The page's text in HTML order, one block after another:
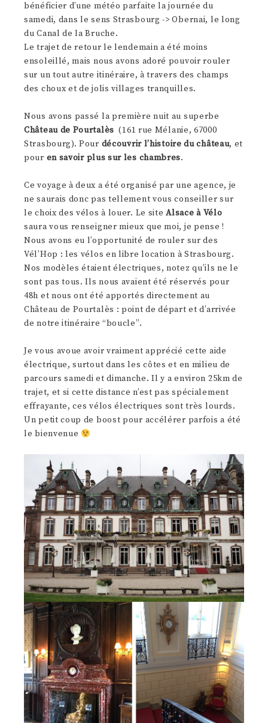
bénéficier d’une météo parfaite la journée du
samedi, dans le sens Strasbourg -> Obernai, le long
du Canal de la Bruche.
Le trajet de retour le lendemain a été moins
ensoleillé, mais nous avons adoré pouvoir rouler
sur un tout autre itinéraire, à travers des champs
des choux et de jolis villages tranquilles.
Nous avons passé la première nuit au superbe
Château de Pourtalès (161 rue Mélanie, 67000
Strasbourg). Pour découvrir l’histoire du château, et
pour en savoir plus sur les chambres.
Ce voyage à deux a été organisé par une agence, je
ne saurais donc pas tellement vous conseiller sur
le choix des vélos à louer. Le siteAlsace à Vélo
saura vous renseigner mieux que moi, je pense !
Nous avons eu l’opportunité de rouler sur des
Vél’Hop : les vélos en libre location à Strasbourg.
Nos modèles étaient électriques, notez qu’ils ne le
sont pas tous. Ils nous avaient été réservés pour
48h et nous ont été apportés directement au
Château de Pourtalès : point de départ et d’arrivée
de notre itinéraire “boucle”.
Je vous avoue avoir vraiment apprécié cette aide
électrique, surtout dans les côtes et en milieu de
parcours samedi et dimanche. Il y a environ 25km de
trajet, et si cette distance n’est pas spécialement
effrayante, ces vélos électriques sont très lourds.
Un petit coup de boost pour accélérer parfois a été
le bienvenue